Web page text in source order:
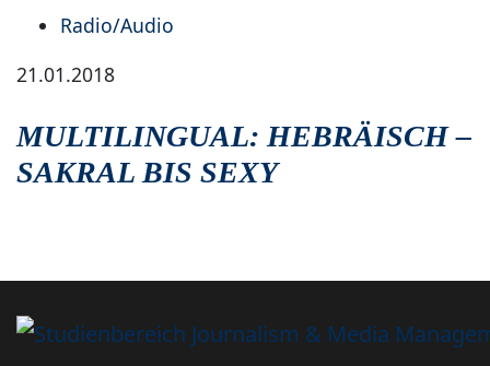
Radio/Audio
21.01.2018
MULTILINGUAL: HEBRÄISCH –
SAKRAL BIS SEXY